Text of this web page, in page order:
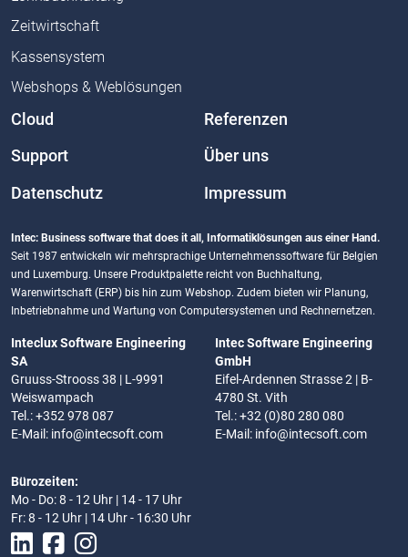
Zeitwirtschaft
Kassensystem
Webshops & Weblösungen
Cloud Referenzen
Support Über uns
Datenschutz Impressum
Intec: Business software that does it all, Informatiklösungen aus einer Hand.
Seit 1987 entwickeln wir mehrsprachige Unternehmenssoftware für Belgien
und Luxemburg. Unsere Produktpalette reicht von Buchhaltung,
Warenwirtschaft (ERP) bis hin zum Webshop. Zudem bieten wir Planung,
Inbetriebnahme und Wartung von Computersystemen und Rechnernetzen.
Inteclux Software Engineering
SA
Gruuss-Strooss 38 | L-9991
Weiswampach
Tel.: +352 978 087
E-Mail: info@intecsoft.com
Intec Software Engineering
GmbH
Eifel-Ardennen Strasse 2 | B-
4780 St. Vith
Tel.: +32 (0)80 280 080
E-Mail: info@intecsoft.com
Bürozeiten:
Mo - Do: 8 - 12 Uhr | 14 - 17 Uhr
Fr: 8 - 12 Uhr | 14 Uhr - 16:30 Uhr